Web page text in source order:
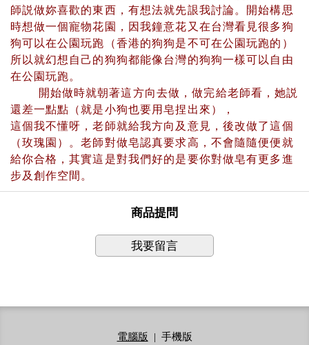
師説做妳喜歡的東西，有想法就先詪我討論。開始構思
時想做一個寵物花園，因我鐘意花又在台灣看見很多狗
狗可以在公園玩跑（香港的狗狗是不可在公園玩跑的）
所以就幻想自己的狗狗都能像台灣的狗狗一樣可以自由
在公園玩跑。
開始做時就朝著這方向去做，做完給老師看，她説
還差一點點（就是小狗也要用皂捏出來），
這個我不懂呀，老師就給我方向及意見，後改做了這個
（玫瑰園）。老師對做皂認真要求高，不會隨隨便便就
給你合格，其實這是對我們好的是要你對做皂有更多進
步及創作空間。
商品提問
我要留言
電腦版 | 手機版